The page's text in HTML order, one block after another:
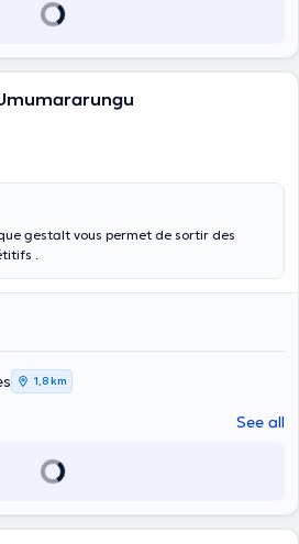
de sortir des
répétitifs .
1,8 km
See all